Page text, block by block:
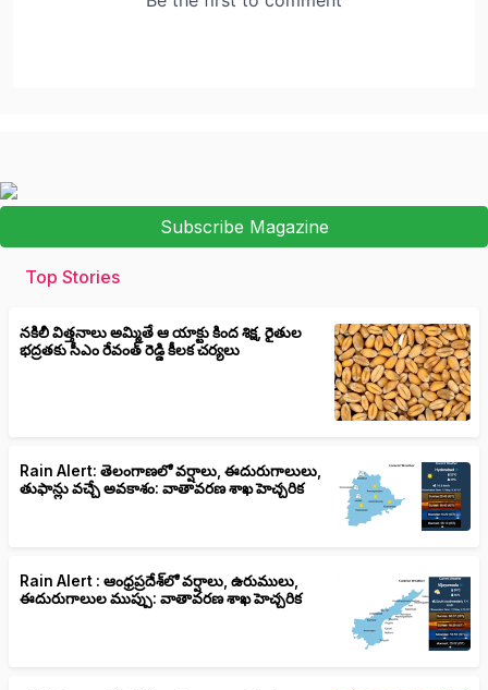
Subscribe Magazine
Top Stories
నకిలీ విత్తనాలు అమ్మితే ఆ యాక్టు కింద శిక్ష, రైతుల
భద్రతకు సీఎం రేవంత్ రెడ్డి కీలక చర్యలు
Rain Alert: తెలంగాణలో వర్షాలు, ఈదురుగాలులు,
తుఫాన్లు వచ్చే అవకాశం: వాతావరణ శాఖ హెచ్చరిక
Rain Alert : ఆంధ్రప్రదేశ్‌లో వర్షాలు, ఉరుములు,
ఈదురుగాలుల ముప్పు: వాతావరణ శాఖ హెచ్చరిక